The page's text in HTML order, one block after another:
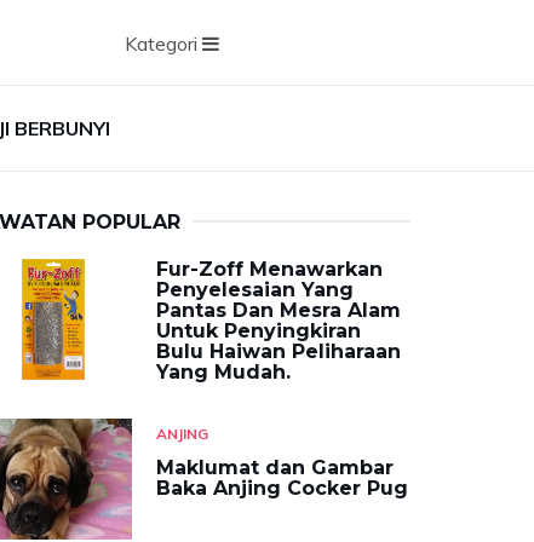
Kategori
BERBUNYI
POPULAR
Fur-Zoff Menawarkan
Penyelesaian Yang
Pantas Dan Mesra Alam
Untuk Penyingkiran
Bulu Haiwan Peliharaan
Yang Mudah.
ANJING
Maklumat dan Gambar
Baka Anjing Cocker Pug